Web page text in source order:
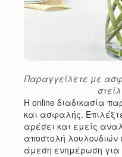
Παραγγείλετε με
Η online διαδικασία
και ασφαλής.
αρέσει και εμείς
αποστολή λουλουδιών
άμεση ενημέρωση για